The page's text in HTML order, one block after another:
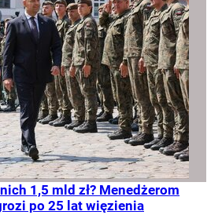
1,5 mld zł? Menedżerom
po 25 lat więzienia